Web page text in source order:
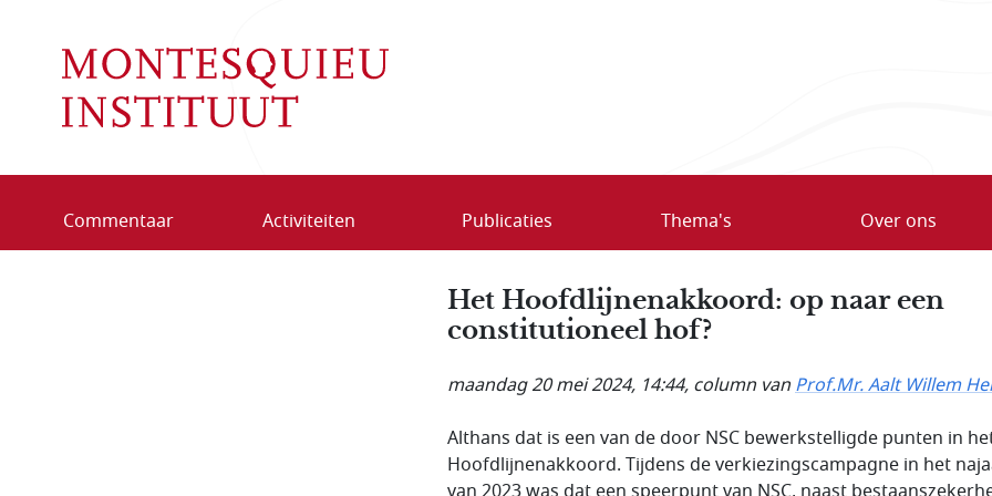
Commentaar Activiteiten Publicaties Thema's Over ons
Het Hoofdlijnen­akkoord: op naar een
constitutioneel hof?
maandag 20 mei 2024, 14:44, column vanProf.Mr. Aalt Willem
Althans dat is een van de door NSC bewerkstelligde punten in
Hoofdlijnenakkoord. Tijdens de verkiezingscampagne in het